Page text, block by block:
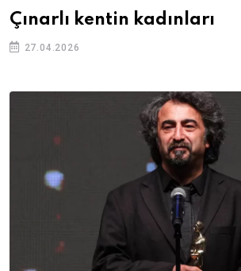
Çınarlı kentin kadınları
27.04.2026